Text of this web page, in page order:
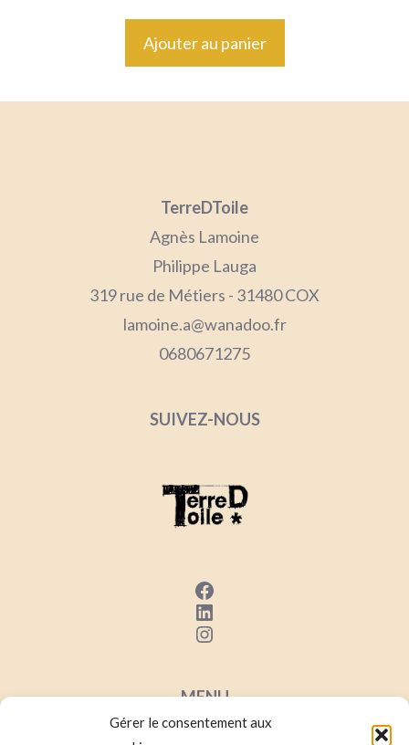
Gérer le consentement aux
Ajouter au panier
TerreDToile
Agnès Lamoine
Philippe Lauga
319 rue de Métiers - 31480 COX
lamoine.a@wanadoo.fr
0680671275
SUIVEZ-NOUS
Facebook
LinkedIn
Instagram
MENU
Mentions Légales